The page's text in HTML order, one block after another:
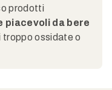
prodotti
da bere
troppo ossidate o